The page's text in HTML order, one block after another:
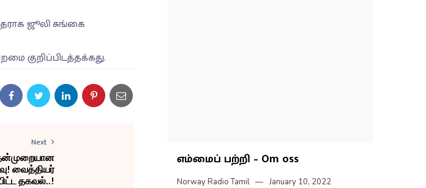
ஜூலி சுங்கை
குறிப்பிடத்தக்கது.
Next
வைத்தியர்
தகவல்..!
எம்மைப் பற்றி – Om oss
Norway Radio Tamil January 10, 2022